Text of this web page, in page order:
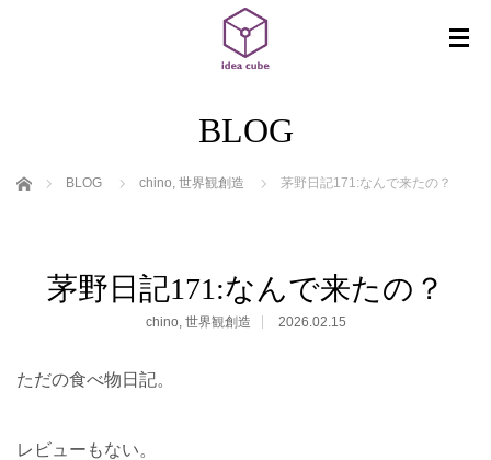
BLOG
ホーム BLOG chino, 世界観創造 茅野日記171:なんで来たの？
茅野日記171:なんで来たの？
chino, 世界観創造 2026.02.15
ただの食べ物日記。
レビューもない。